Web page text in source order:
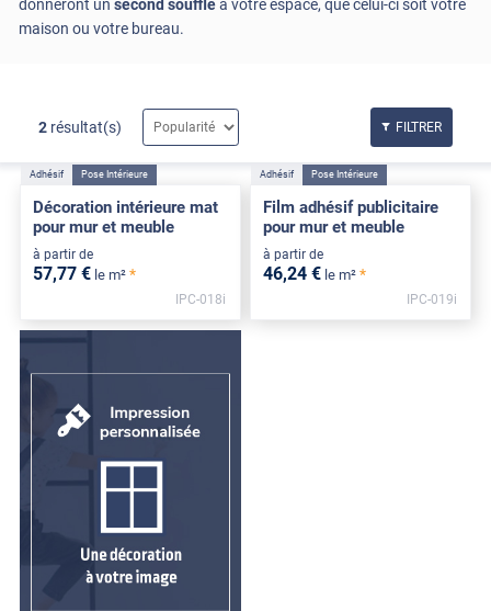
donneront un second souffleà votre espace, que celui-ci soit votre
maison ou votre bureau.
2 résultat(s) FILTRER
Adhésif Pose Intérieure
Décoration intérieure mat
pour mur et meuble
à partir de
57,77 € le m² *
IPC-018i
Adhésif Pose Intérieure
Film adhésif publicitaire
pour mur et meuble
à partir de
46,24 € le m² *
IPC-019i